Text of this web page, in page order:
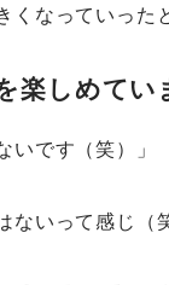
なっていった
楽しめてい
いです（笑）」
ないって感じ（